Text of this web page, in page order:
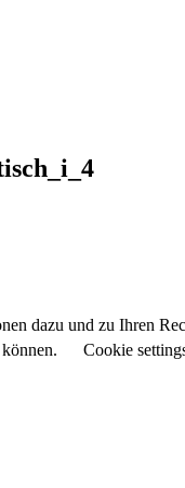
dazu und zu Ihren
Cookie